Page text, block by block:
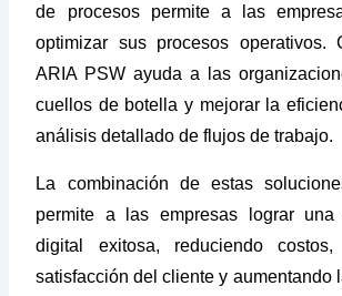
de procesos permite a las
optimizar sus procesos operativos.
ARIA PSW ayuda a las
cuellos de botella y mejorar la
análisis detallado de flujos de trabajo.
La combinación de estas
permite a las empresas lograr una
digital exitosa, reduciendo
satisfacción del cliente y aumentando